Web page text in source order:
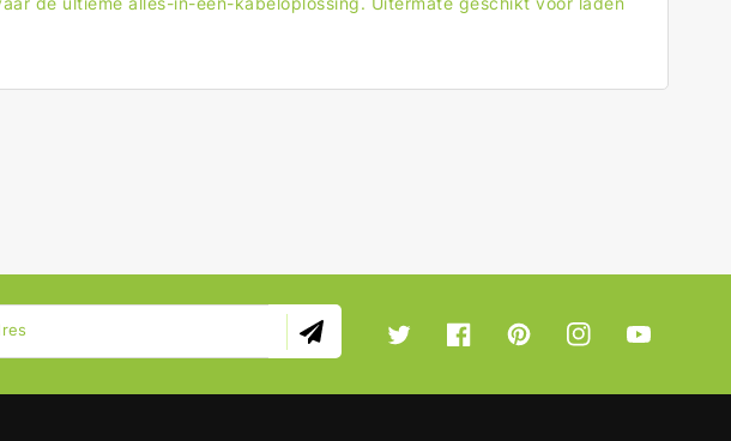
Twitter FacebookPinterestInstagramYouTube